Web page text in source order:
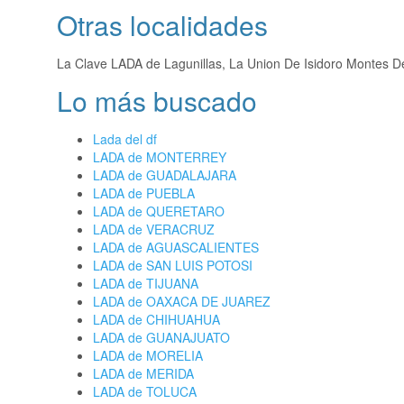
Otras localidades
La Clave LADA de Lagunillas, La Union De Isidoro Montes
Lo más buscado
Lada del df
LADA de MONTERREY
LADA de GUADALAJARA
LADA de PUEBLA
LADA de QUERETARO
LADA de VERACRUZ
LADA de AGUASCALIENTES
LADA de SAN LUIS POTOSI
LADA de TIJUANA
LADA de OAXACA DE JUAREZ
LADA de CHIHUAHUA
LADA de GUANAJUATO
LADA de MORELIA
LADA de MERIDA
LADA de TOLUCA